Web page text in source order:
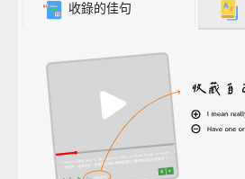
收錄的佳句